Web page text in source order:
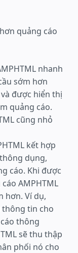
quảng cáo
nhanh
sớm hơn
được hiển thị
quảng cáo.
cũng nhỏ
kết hợp
dụng,
cáo. Khi được
AMPHTML
hơn. Ví dụ,
thông tin cho
thông
sẽ thu thập
phối nó cho